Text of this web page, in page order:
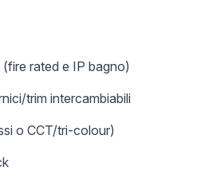
rated e IP bagno)
trim intercambiabili
o CCT/tri-colour)